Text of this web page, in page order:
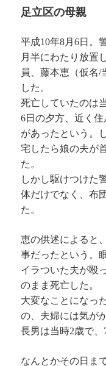
足立区の母親
平成10年8月6日。
月半にわたり放置
員、藤本恵（仮名/
した。
死亡していたのは
6日の夕方、近く
があったという。
宅したら娘の夫が
た。
しかし駆けつけた
体だけでなく、布
た。
恵の供述によると
事だったという。
イラついた夫が殴
のまま死亡した。
大変なことになっ
の、夫婦には気が
長男は当時2歳で、
なんとかその日ま